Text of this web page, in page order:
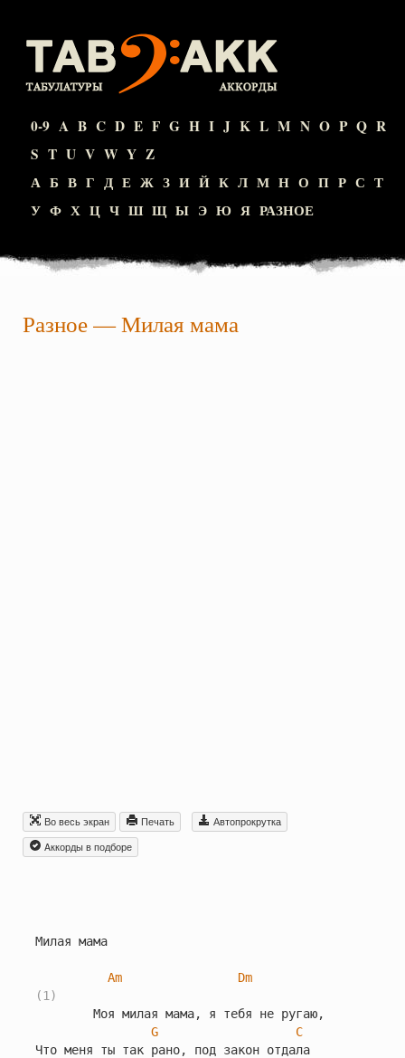
0-9 A B C D E F G H I J K L M N O P Q R
S T U V W Y Z
А Б В Г Д Е Ж З И Й К Л М Н О П Р С Т
У Ф Х Ц Ч Ш Щ Ы Э Ю Я РАЗНОЕ
Разное—Милая мама
Во весь экран Печать
Автопрокрутка
Aккорды в подборе
Милая мама
Am
Dm
(1)
        Моя милая мама, я тебя не ругаю,
G
C
Что меня ты так рано, под закон отдала